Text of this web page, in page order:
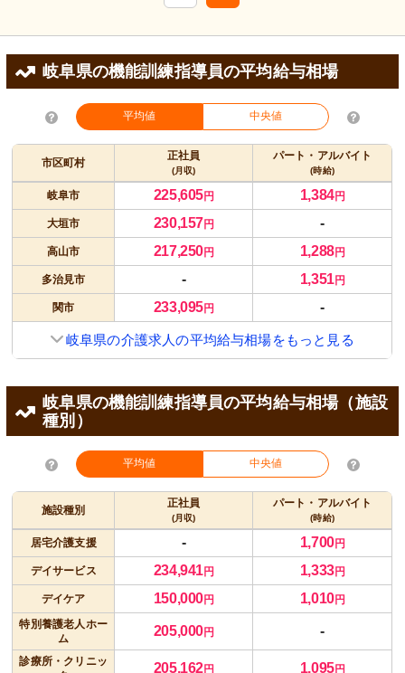
岐阜県の機能訓練指導員の平均給与相場
平均値 中央値
市区町村
正社員
(月収)
パート・アルバイト
(時給)
岐阜市 225,605円 1,384円
大垣市 230,157円 -
高山市 217,250円 1,288円
多治見市 - 1,351円
関市 233,095円 -
岐阜県の介護求人の平均給与相場をもっと見る
岐阜県の機能訓練指導員の平均給与相場（施設
種別）
平均値 中央値
施設種別
正社員
(月収)
パート・アルバイト
(時給)
居宅介護支援 - 1,700円
デイサービス 234,941円 1,333円
デイケア 150,000円 1,010円
特別養護老人ホー
ム
205,000円 -
診療所・クリニッ
205,162円 1,095円